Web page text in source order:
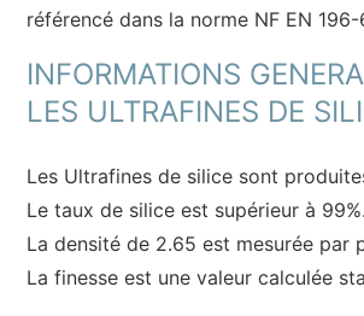
référencé dans la norme NF EN 196-
INFORMATIONS
LES ULTRAFINES DE
Les Ultrafines de silice sont
Le taux de silice est supérieur à 99%.
La densité de 2.65 est mesurée par
La finesse est une valeur calculée